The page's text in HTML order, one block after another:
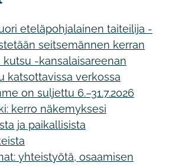
eteläpohjalainen taiteilija -
seitsemännen kerran
kutsu -kansalaisareenan
katsottavissa verkossa
on suljettu 6.–31.7.2026
kerro näkemyksesi
ja paikallisista
yhteistyötä, osaamisen